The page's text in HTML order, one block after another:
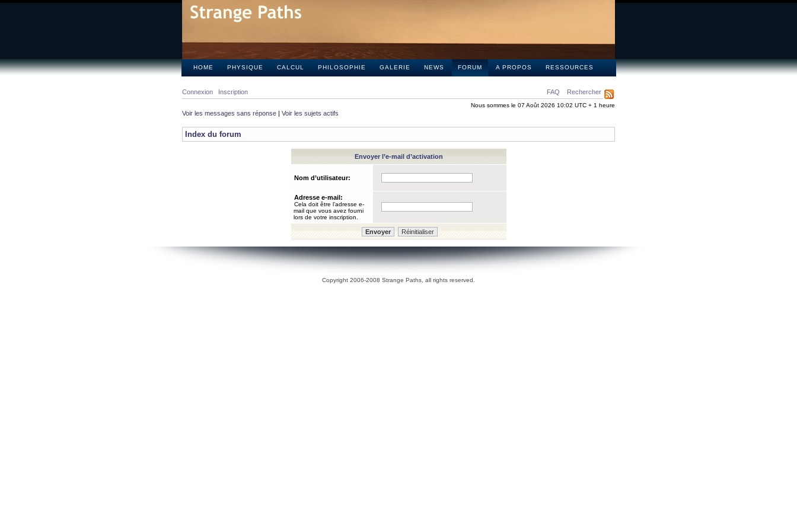
HOME PHYSIQUE CALCUL PHILOSOPHIE GALERIE NEWS FORUM A PROPOS RESSOURCES
FAQ Rechercher
Connexion Inscription
Nous sommes le 07 Août 2026 10:02 UTC + 1 heure
Voir les messages sans réponse | Voir les sujets actifs
Index du forum
Envoyer l’e-mail d’activation
Nom d’utilisateur:
Adresse e-mail:
Cela doit être l’adresse e-
mail que vous avez fourni
lors de votre inscription.
Copyright 2006-2008 Strange Paths, all rights reserved.